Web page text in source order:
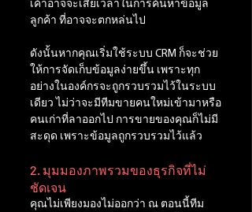
เค้าอาจจะเสียเวลาในการค้นหาข้อมูล
ลูกค้า ที่อาจจะตกหล่นไป
ดังนั้นหากคุณเริ่มใช้ระบบ CRM ก็จะช่วย
ให้การจัดเก็บข้อมูลง่ายขึ้น เพราะทุก
อย่างในองค์กรจะถูกรวบรวมไว้ในระบบ
เดียว ไม่ว่าจะมีทีมขายคนใหม่เข้ามาหรือ
คนเก่าที่ลาออกไป การขายของคุณก็ไม่มี
สะดุด เพราะข้อมูลถูกรวบรวมไว้แล้ว
2. มุมมองภาพรวมของธุรกิจที่ไม่
ชัดเจน
คุณไม่เพียงมองไม่ออกว่า ณ ตอนนี้ทีม